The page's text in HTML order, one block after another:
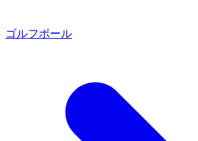
ゴルフボール